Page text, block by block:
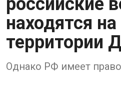
находятся на
территории
Однако РФ имеет